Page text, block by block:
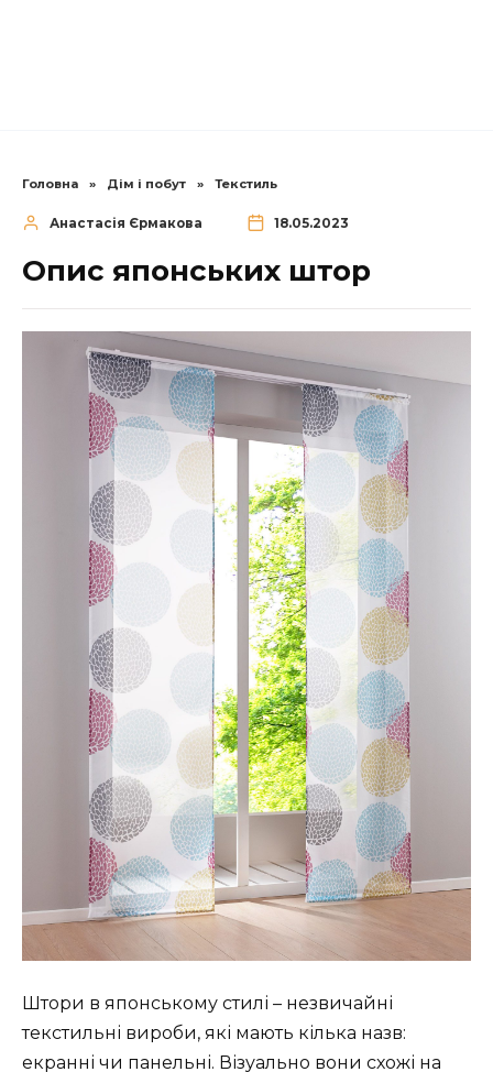
Головна » Дім і побут » Текстиль
Анастасія Єрмакова 18.05.2023
Опис японських штор
Штори в японському стилі – незвичайні
текстильні вироби, які мають кілька назв:
екранні чи панельні. Візуально вони схожі на